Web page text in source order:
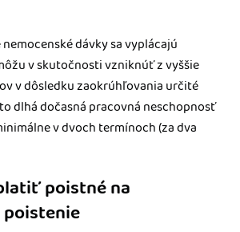
dávky sa vyplácajú
v skutočnosti vzniknúť z vyššie
v dôsledku zaokrúhľovania určité
dlhá dočasná pracovná neschopnosť
v dvoch termínoch (za dva
poistné na
poistenie